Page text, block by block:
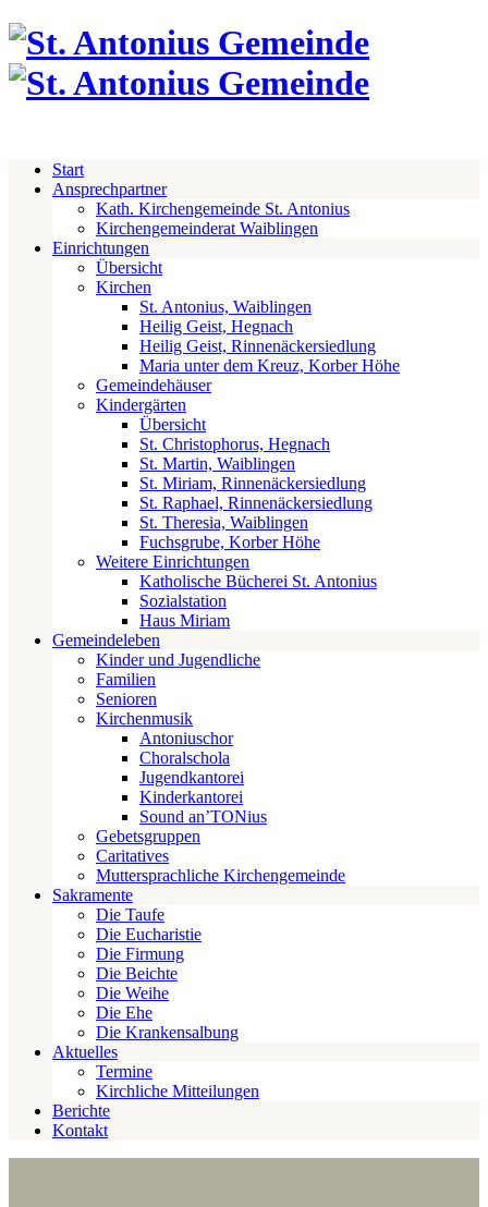
Start
Ansprechpartner
Kath. Kirchengemeinde St. Antonius
Kirchengemeinderat Waiblingen
Einrichtungen
Übersicht
Kirchen
St. Antonius, Waiblingen
Heilig Geist, Hegnach
Heilig Geist, Rinnenäckersiedlung
Maria unter dem Kreuz, Korber Höhe
Gemeindehäuser
Kindergärten
Übersicht
St. Christophorus, Hegnach
St. Martin, Waiblingen
St. Miriam, Rinnenäckersiedlung
St. Raphael, Rinnenäckersiedlung
St. Theresia, Waiblingen
Fuchsgrube, Korber Höhe
Weitere Einrichtungen
Katholische Bücherei St. Antonius
Sozialstation
Haus Miriam
Gemeindeleben
Kinder und Jugendliche
Familien
Senioren
Kirchenmusik
Antoniuschor
Choralschola
Jugendkantorei
Kinderkantorei
Sound an’TONius
Gebetsgruppen
Caritatives
Muttersprachliche Kirchengemeinde
Sakramente
Die Taufe
Die Eucharistie
Die Firmung
Die Beichte
Die Weihe
Die Ehe
Die Krankensalbung
Aktuelles
Termine
Kirchliche Mitteilungen
Berichte
Kontakt